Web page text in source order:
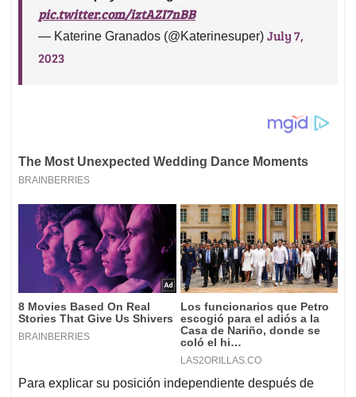
pic.twitter.com/iztAZI7nBB
— Katerine Granados (@Katerinesuper) July 7,
2023
Para explicar su posición independiente después de